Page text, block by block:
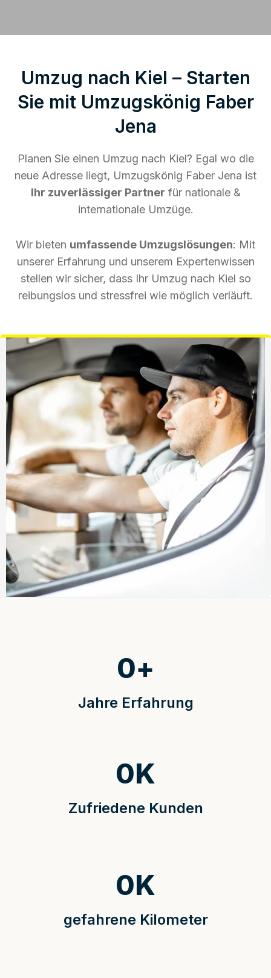
Umzug nach Kiel – Starten
Sie mit Umzugskönig Faber
Jena
Planen Sie einen Umzug nach Kiel? Egal wo die
neue Adresse liegt, Umzugskönig Faber Jena ist
Ihr zuverlässiger Partner für nationale &
internationale Umzüge.
Wir bieten umfassende Umzugslösungen: Mit
unserer Erfahrung und unserem Expertenwissen
stellen wir sicher, dass Ihr Umzug nach Kiel so
reibungslos und stressfrei wie möglich verläuft.
Jahre Erfahrung
0+
Zufriedene Kunden
0K
gefahrene Kilometer
0K